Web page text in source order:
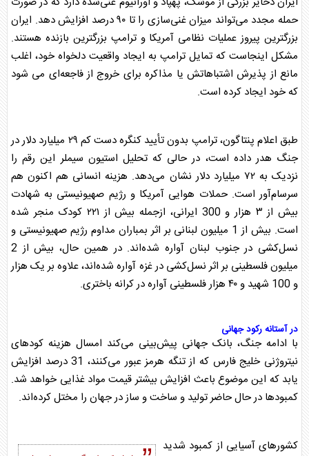
حمله مجدد می‌تواند میزان غنی‌سازی را تا ۹۰ درصد افزایش دهد. ایران
بزرگترین پیروز عملیات نظامی آمریکا و ترامپ بزرگترین بازنده هستند.
مشکل اینجاست که تمایل ترامپ به ایجاد واقعیت دلخواه خود، اغلب
مانع از پذیرش اشتباهاتش یا مذاکره برای خروج از فاجعه‌ای می شود
که خود ایجاد کرده است.
طبق اعلام پنتاگون، ترامپ بدون تأیید کنگره دست کم ۲۹ میلیارد دلار در
جنگ هدر داده است، در حالی که تحلیل استیون سیملر این رقم را
نزدیک به ۷۲ میلیارد دلار نشان می‌دهد. هزینه انسانی هم اکنون هم
سرسام‌آور است. حملات هوایی آمریکا و رژیم صهیونیستی به شهادت
بیش از ۳ هزار و 300 ایرانی، ازجمله بیش از ۲۲۱ کودک منجر شده
است. بیش از 1 میلیون لبنانی بر اثر بمباران مداوم
رژیم صهیونیستی و
نسل‌کشی در جنوب لبنان آواره شده‌اند. در همین حال، بیش از 2
میلیون فلسطینی بر اثر نسل‌کشی در غزه آواره شده‌اند، علاوه بر یک هزار
و 100 شهید و ۴۰ هزار فلسطینی آواره در کرانه باختری.
در آستانه رکود جهانی
با ادامه جنگ، بانک جهانی پیش‌بینی می‌کند امسال هزینه کودهای
نیتروژنی خلیج فارس که ازتنگه هرمز
عبور می‌کنند، 31 درصد افزایش
یابد که این موضوع باعث افزایش بیشتر قیمت مواد غذایی خواهد شد.
کمبودها در حال حاضر تولید و ساخت و ساز در جهان را مختل کرده‌اند.
کشورهای آسیایی از کمبود شدید